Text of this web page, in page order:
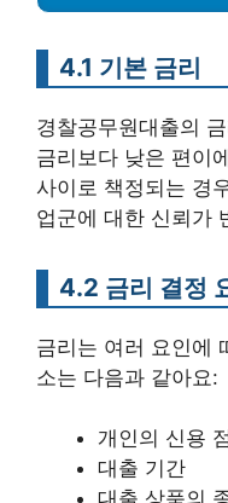
4.1 기본 금리
경찰공무원대출의
금리보다 낮은 편이
사이로 책정되는 경
업군에 대한 신뢰가
4.2 금리 결정
금리는 여러 요인에
소는 다음과 같아요:
개인의 신용
대출 기간
대출 상품의